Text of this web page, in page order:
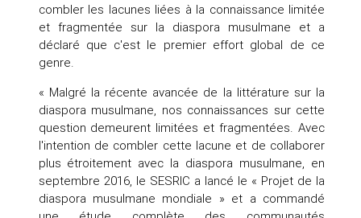
combler les lacunes liées à la connaissance limitée
et fragmentée sur la diaspora musulmane et a
déclaré que c'est le premier effort global de ce
genre.
« Malgré la récente avancée de la littérature sur la
diaspora musulmane, nos connaissances sur cette
question demeurent limitées et fragmentées. Avec
l'intention de combler cette lacune et de collaborer
plus étroitement avec la diaspora musulmane, en
septembre 2016, le SESRIC a lancé le « Projet de la
diaspora musulmane mondiale » et a commandé